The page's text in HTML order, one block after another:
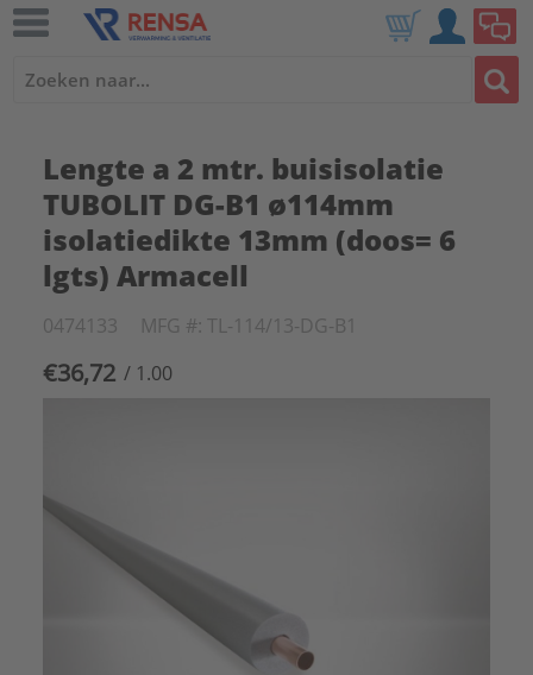
Lengte a 2 mtr. buisisolatie
TUBOLIT DG-B1 ø114mm
isolatiedikte 13mm (doos= 6
lgts) Armacell
0474133 MFG #: TL-114/13-DG-B1
€36,72 / 1.00